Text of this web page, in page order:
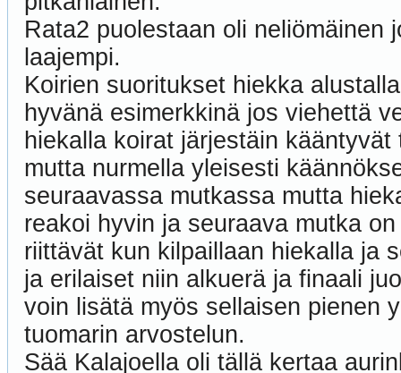
Rata2 puolestaan oli neliömäinen
laajempi.
Koirien suoritukset hiekka
hyvänä esimerkkinä jos viehettä
hiekalla koirat järjestäin
mutta nurmella yleisesti
seuraavassa mutkassa mutta
reakoi hyvin ja seuraava mutka
riittävät kun kilpaillaan hiekalla ja
ja erilaiset niin alkuerä ja finaali
voin lisätä myös sellaisen pienen
tuomarin arvostelun.
Sää Kalajoella oli tällä kertaa